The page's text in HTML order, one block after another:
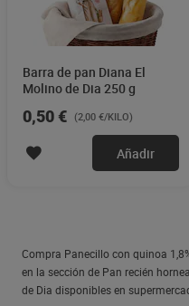
Barra de pan Diana El
Molino de Dia 250 g
0,50 € (2,00 €/KILO)
Añadir
Compra Panecillo con quinoa
en la sección de Pan recién
de Dia disponibles en